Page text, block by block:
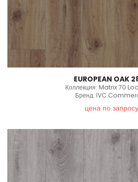
EUROPEAN OAK
Коллекция: Matrix 70
Бренд: IVC
цена по запросу